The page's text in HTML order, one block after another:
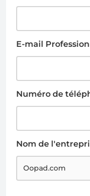
E-mail
Numéro de
Nom de